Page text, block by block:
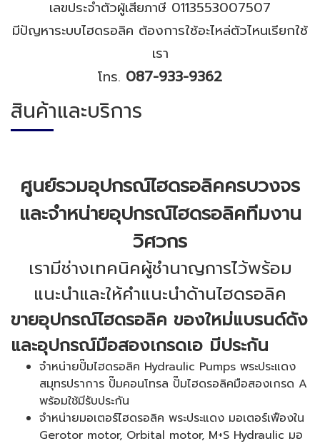
เลขประจำตัวผู้เสียภาษี 0113553007507
มีปัญหาระบบไฮดรอลิค ต้องการใช้อะไหล่ตัวไหนเรียกใช้
เรา
โทร. 087-933-9362
สินค้าและบริการ
ศูนย์รวมอุปกรณ์ไฮดรอลิคครบวงจร
และจำหน่ายอุปกรณ์ไฮดรอลิคทีมงาน
วิศวกร
เรามีช่างเทคนิคผู้ชำนาญการไว้พร้อม
แนะนำและให้คำแนะนำด้านไฮดรอลิค
ขายอุปกรณ์ไฮดรอลิค ของใหม่แบรนด์ดัง
และอุปกรณ์มือสองเกรดเอ มีประกัน
จำหน่ายปั๊มไฮดรอลิค Hydraulic Pumps พระประแดง
สมุทรปราการ ปั๊มคอนโทรล ปั๊มไฮดรอลิคมือสองเกรด A
พร้อมใช้มีรับประกัน
จำหน่ายมอเตอร์ไฮดรอลิค พระประแดง มอเตอร์เฟืองใน
Gerotor motor, Orbital motor, M+S Hydraulic มอ